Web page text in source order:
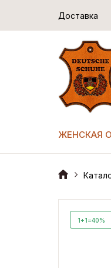
Доставка
ЖЕНСКАЯ
1+1=40%